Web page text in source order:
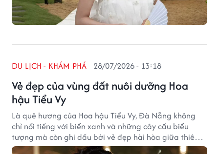
Vẻ đẹp của vùng đất nuôi dưỡng Hoa
hậu Tiểu Vy
DU LỊCH - KHÁM PHÁ 28/07/2026 - 13:18
Là quê hương của Hoa hậu Tiểu Vy, Đà Nẵng không
chỉ nổi tiếng với biển xanh và những cây cầu biểu
tượng mà còn ghi dấu bởi vẻ đẹp hài hòa giữa thiên
nhiên, văn hóa và nhịp sống hiện đại.